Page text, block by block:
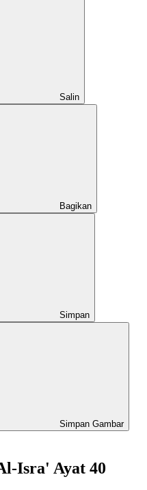
Salin
Bagikan
Simpan
Simpan Gambar
Isra' Ayat 40